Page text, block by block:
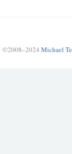
©2008–2024 Michael